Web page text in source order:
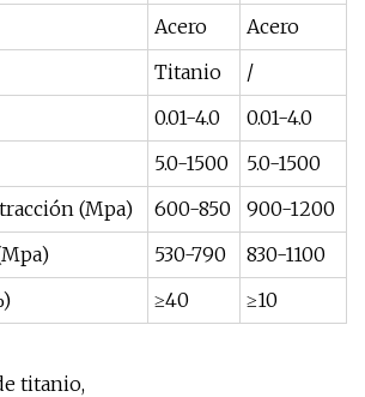
Acero
Acero
Titanio
/
0.01-4.0
0.01-4.0
5.0-1500
5.0-1500
(Mpa)
600-850
900-1200
530-790
830-1100
≥40 ≥10
titanio,